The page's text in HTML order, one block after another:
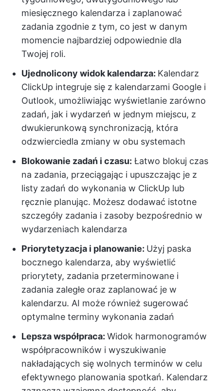
miesięcznego kalendarza i zaplanować
zadania zgodnie z tym, co jest w danym
momencie najbardziej odpowiednie dla
Twojej roli.
Ujednolicony widok kalendarza: Kalendarz
ClickUp integruje się z kalendarzami Google i
Outlook, umożliwiając wyświetlanie zarówno
zadań, jak i wydarzeń w jednym miejscu, z
dwukierunkową synchronizacją, która
odzwierciedla zmiany w obu systemach
Blokowanie zadań i czasu: Łatwo blokuj czas
na zadania, przeciągając i upuszczając je z
listy zadań do wykonania w ClickUp lub
ręcznie planując. Możesz dodawać istotne
szczegóły zadania i zasoby bezpośrednio w
wydarzeniach kalendarza
Priorytetyzacja i planowanie: Użyj paska
bocznego kalendarza, aby wyświetlić
priorytety, zadania przeterminowane i
zadania zaległe oraz zaplanować je w
kalendarzu. AI może również sugerować
optymalne terminy wykonania zadań
Lepsza współpraca: Widok harmonogramów
współpracowników i wyszukiwanie
nakładających się wolnych terminów w celu
efektywnego planowania spotkań. Kalendarz